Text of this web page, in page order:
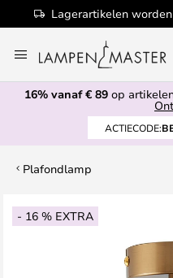
Lagerartikelen
naar
de
inhoud
16% vanaf € 89 op
ACTIECODE:
Plafondlamp
- 16 % EXTRA
Ga
naar